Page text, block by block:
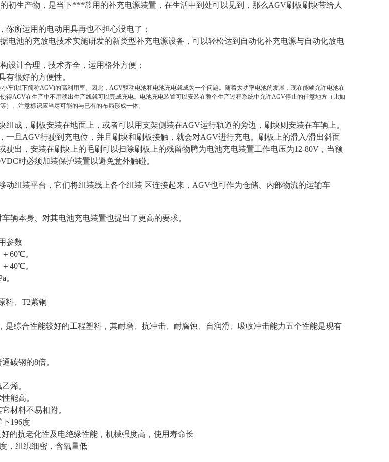
初生产物，是当下***常用的补充电源装置，在生活中到处可以见到，那么AGV刷板刷块带给人
所运用的电动用具再也不担心没电了；
池的充放电技术实施研发的新类型补充电源设备，可以轻松达到自动化补充电源与自动化放电
计合理，技术齐全，运用格外方便；
很好的方便性。
车(以下简称AGV)的高利用率。因此，AGV驱动电池和电池充电就成为一个问题。随着大功率电池的发展，现在能够允许电池在
得AGV在生产中不用移出生产线就可以完成充电。电池充电装置可以安装在整个生产过程系统中允许AGV停止的任意地方（比如
）。注意标识应当尽可能的与已有的布局形成一体。
组成，刷板安装在地面上，或者可以用支架侧装在AGV运行轨道的旁边，刷块则安装在车辆上。
一旦AGV行驶到充电位，并且刷块和刷板接触，就会对AGV进行充电。刷板上的滑入/滑出斜面
驶出，安装在刷块上的毛刷可以扫除刷板上的残留物腾为电池充电装置工作电压为12-80V，当额
时必须加装保护装置以避免意外触碰。
动组装平台，它们将组装线上各个组装 区连接起来，AGV也可作为仓储、内部物流的运输车
辆本身、对其电池充电装置也提出了更高的要求。
参数
60℃。
40℃。
。
料、T2紫铜
是综合性能较好的工程塑料，其耐磨、抗冲击、耐腐蚀、自润滑、吸收冲击能力五个性能是现有
碳钢的8倍。
烯。
能高。
材料不易相附。
196度
的抗老化性及电绝缘性能，机械强度高，使用寿命长
，组织细密，含氧量低